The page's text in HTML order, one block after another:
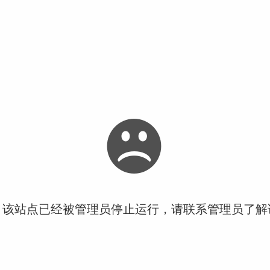
站点已经被管理员停止运行，请联系管理员了